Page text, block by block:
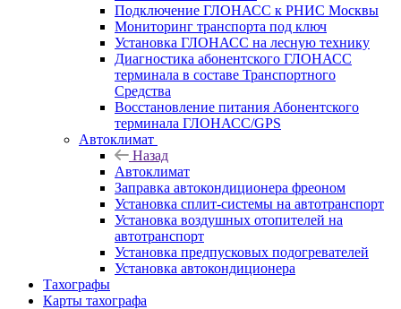
Подключение ГЛОНАСС к РНИС Москвы
Мониторинг транспорта под ключ
Установка ГЛОНАСС на лесную технику
Диагностика абонентского ГЛОНАСС
терминала в составе Транспортного
Средства
Восстановление питания Абонентского
терминала ГЛОНАСС/GPS
Автоклимат
Назад
Автоклимат
Заправка автокондиционера фреоном
Установка сплит-системы на автотранспорт
Установка воздушных отопителей на
автотранспорт
Установка предпусковых подогревателей
Установка автокондиционера
Тахографы
Карты тахографа